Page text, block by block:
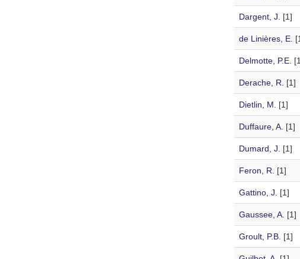
Dargent, J. [1]
de Linières, E.
Delmotte, P.E.
Derache, R. [1]
Dietlin, M. [1]
Duffaure, A. [1]
Dumard, J. [1]
Feron, R. [1]
Gattino, J. [1]
Gaussee, A. [1]
Groult, P.B. [1]